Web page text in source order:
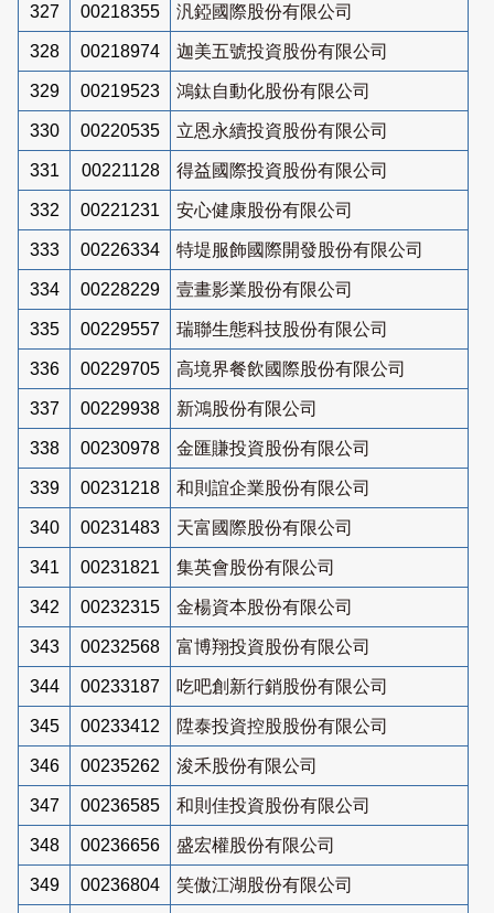
327 00218355 汎錏國際股份有限公司
328 00218974 迦美五號投資股份有限公司
329 00219523 鴻鈦自動化股份有限公司
330 00220535 立恩永續投資股份有限公司
331 00221128 得益國際投資股份有限公司
332 00221231 安心健康股份有限公司
333 00226334 特堤服飾國際開發股份有限公司
334 00228229 壹畫影業股份有限公司
335 00229557 瑞聯生態科技股份有限公司
336 00229705 高境界餐飲國際股份有限公司
337 00229938 新鴻股份有限公司
338 00230978 金匯賺投資股份有限公司
339 00231218 和則誼企業股份有限公司
340 00231483 天富國際股份有限公司
341 00231821 集英會股份有限公司
342 00232315 金楊資本股份有限公司
343 00232568 富博翔投資股份有限公司
344 00233187 吃吧創新行銷股份有限公司
345 00233412 陞泰投資控股股份有限公司
346 00235262 浚禾股份有限公司
347 00236585 和則佳投資股份有限公司
348 00236656 盛宏權股份有限公司
349 00236804 笑傲江湖股份有限公司